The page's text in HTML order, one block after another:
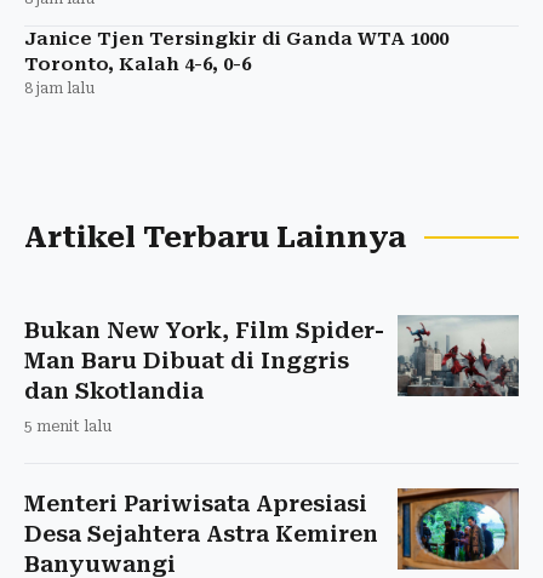
Janice Tjen Tersingkir di Ganda WTA 1000
Toronto, Kalah 4-6, 0-6
8 jam lalu
Artikel Terbaru Lainnya
Bukan New York, Film Spider-
Man Baru Dibuat di Inggris
dan Skotlandia
5 menit lalu
Menteri Pariwisata Apresiasi
Desa Sejahtera Astra Kemiren
Banyuwangi